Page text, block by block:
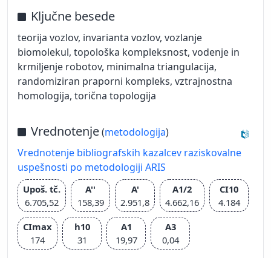
Ključne besede
teorija vozlov, invarianta vozlov, vozlanje
biomolekul, topološka kompleksnost, vodenje in
krmiljenje robotov, minimalna triangulacija,
randomiziran praporni kompleks, vztrajnostna
homologija, torična topologija
Vrednotenje(metodologija)
Vrednotenje bibliografskih kazalcev raziskovalne
uspešnosti po metodologiji ARIS
Upoš. tč.
6.705,52
A''
158,39
A'
2.951,8
A1/2
4.662,16
CI10
4.184
CImax
174
h10
31
A1
19,97
A3
0,04